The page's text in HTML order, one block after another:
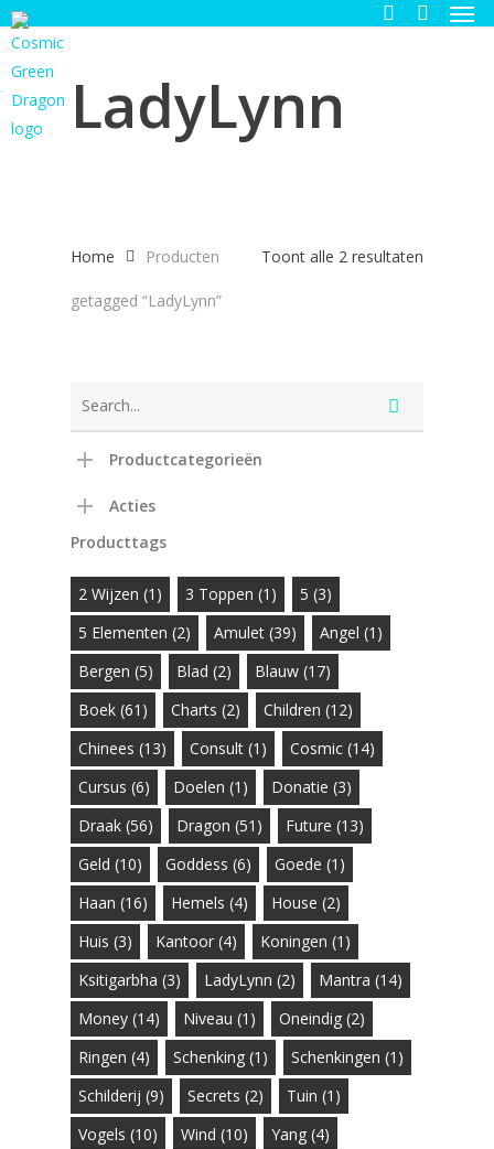
Skip
to
main
content
LadyLynn
Toont alle 2 resultaten
Home Producten
getagged “LadyLynn”
Productcategorieën
Acties
Producttags
2 Wijzen (1) 3 Toppen (1) 5 (3)
5 Elementen (2) Amulet (39) Angel (1)
Bergen (5) Blad (2) Blauw (17)
Boek (61) Charts (2) Children (12)
Chinees (13) Consult (1) Cosmic (14)
Cursus (6) Doelen (1) Donatie (3)
Draak (56) Dragon (51) Future (13)
Geld (10) Goddess (6) Goede (1)
Haan (16) Hemels (4) House (2)
Huis (3) Kantoor (4) Koningen (1)
Ksitigarbha (3) LadyLynn (2) Mantra (14)
Money (14) Niveau (1) Oneindig (2)
Ringen (4) Schenking (1) Schenkingen (1)
Schilderij (9) Secrets (2) Tuin (1)
Vogels (10) Wind (10) Yang (4)
€20.10
€18.09 €20.00
€18.00